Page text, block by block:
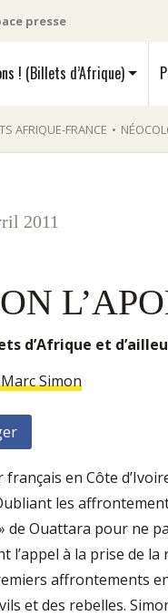
presse
! (Billets d’Afrique)
AFRIQUE-FRANCE •
2011
d’Afrique et
Simon
français en Côte
les
de Ouattara pour ne
l’appel à la prise de
affrontements
et des rebelles.